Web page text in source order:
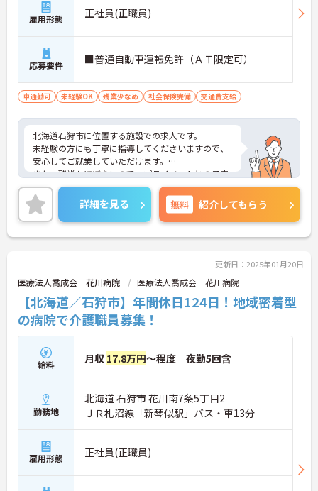
雇用形態 正社員(正職員)
応募要件 ■普通自動車運転免許（ＡＴ限定可）
車通勤可 未経験OK 残業少なめ 社会保険完備 交通費支給
北海道石狩市に位置する施設での求人です。
未経験の方にも丁寧に指導してくださいますので、
安心してご就業していただけます。
また、残業もほぼないので、プライベートとの予定
が立てやすいです。
ご興味のある方は、お気軽にお問い合わせくださ
い。
詳細を見る 無料 紹介してもらう
更新日：2025年01月20日
医療法人喬成会 花川病院 医療法人喬成会 花川病院
【北海道／石狩市】年間休日124日！地域密着型
の病院で介護職員募集！
給料 月収 17.8万円～程度 夜勤5回含
勤務地
北海道 石狩市 花川南7条5丁目2
ＪＲ札沼線「新琴似駅」バス・車13分
雇用形態 正社員(正職員)